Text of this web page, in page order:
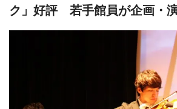
ク」好評 若手館員が企画・